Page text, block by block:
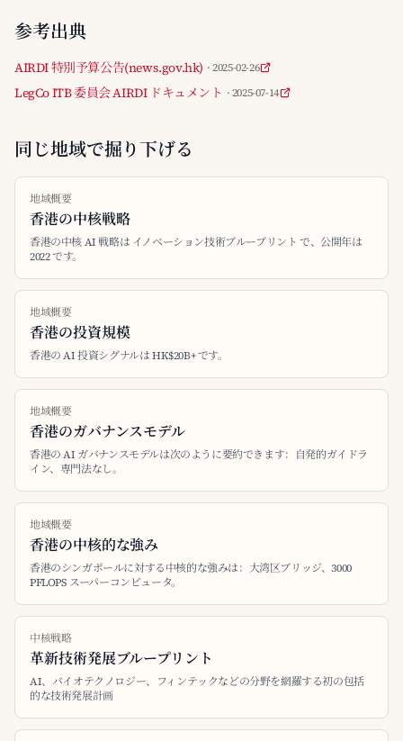
参考出典
AIRDI 特別予算公告(news.gov.hk) · 2025-02-26
LegCo ITB 委員会 AIRDI ドキュメント · 2025-07-14
同じ地域で掘り下げる
地域概要
香港の中核戦略
香港の中核 AI 戦略は イノベーション技術ブループリント で、公開年は
2022 です。
地域概要
香港の投資規模
香港の AI 投資シグナルは HK$20B+ です。
地域概要
香港のガバナンスモデル
香港の AI ガバナンスモデルは次のように要約できます：自発的ガイドラ
イン、専門法なし。
地域概要
香港の中核的な強み
香港のシンガポールに対する中核的な強みは：大湾区ブリッジ、3000
PFLOPS スーパーコンピュータ。
中核戦略
革新技術発展ブループリント
AI、バイオテクノロジー、フィンテックなどの分野を網羅する初の包括
的な技術発展計画